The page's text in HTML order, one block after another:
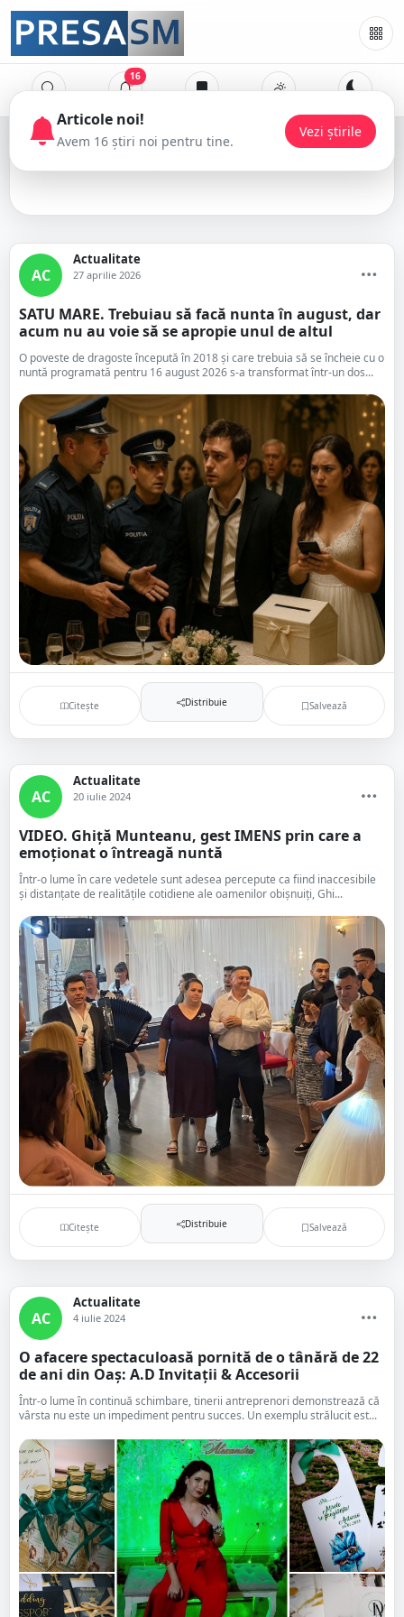
16
nuntă
AC
Actualitate
27 aprilie 2026
SATU MARE. Trebuiau să facă nunta în august, dar
acum nu au voie să se apropie unul de altul
O poveste de dragoste începută în 2018 și care trebuia să se încheie cu o
nuntă programată pentru 16 august 2026 s-a transformat într-un dos...
Citește Distribuie Salvează
AC
Actualitate
20 iulie 2024
VIDEO. Ghiță Munteanu, gest IMENS prin care a
emoționat o întreagă nuntă
Într-o lume în care vedetele sunt adesea percepute ca fiind inaccesibile
și distanțate de realitățile cotidiene ale oamenilor obișnuiți, Ghi...
Citește Distribuie Salvează
AC
Actualitate
4 iulie 2024
O afacere spectaculoasă pornită de o tânără de 22
de ani din Oaș: A.D Invitații & Accesorii
Într-o lume în continuă schimbare, tinerii antreprenori demonstrează că
vârsta nu este un impediment pentru succes. Un exemplu strălucit est...